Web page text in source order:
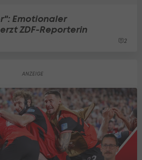
Emotionaler
ZDF-Reporterin
2